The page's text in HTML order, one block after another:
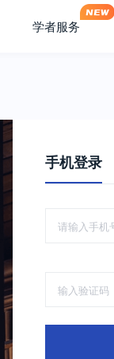
学者服务
手机登录